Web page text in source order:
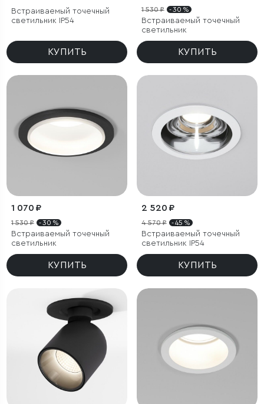
Встраиваемый точечный
светильник IP54
КУПИТЬ
1 530 ₽ - 30 %
Встраиваемый точечный
светильник
КУПИТЬ
1 070 ₽
1 530 ₽ - 30 %
Встраиваемый точечный
светильник
КУПИТЬ
2 520 ₽
4 570 ₽ - 45 %
Встраиваемый точечный
светильник IP54
КУПИТЬ